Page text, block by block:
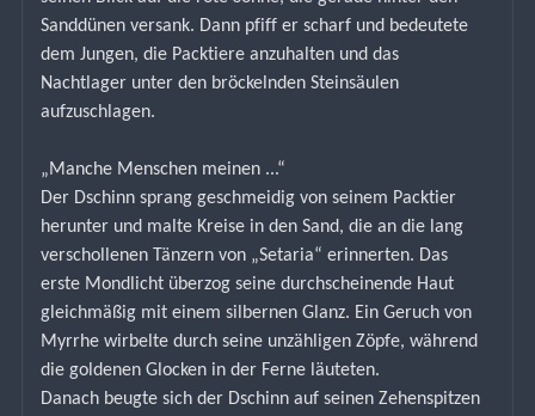
Sanddünen versank. Dann pfiff er scharf und bedeutete
dem Jungen, die Packtiere anzuhalten und das
Nachtlager unter den bröckelnden Steinsäulen
aufzuschlagen.
„Manche Menschen meinen ...“
Der Dschinn sprang geschmeidig von seinem Packtier
herunter und malte Kreise in den Sand, die an die lang
verschollenen Tänzern von „Setaria“ erinnerten. Das
erste Mondlicht überzog seine durchscheinende Haut
gleichmäßig mit einem silbernen Glanz. Ein Geruch von
Myrrhe wirbelte durch seine unzähligen Zöpfe, während
die goldenen Glocken in der Ferne läuteten.
Danach beugte sich der Dschinn auf seinen Zehenspitzen